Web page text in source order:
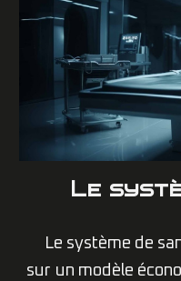
Le
Le système de
sur un modèle